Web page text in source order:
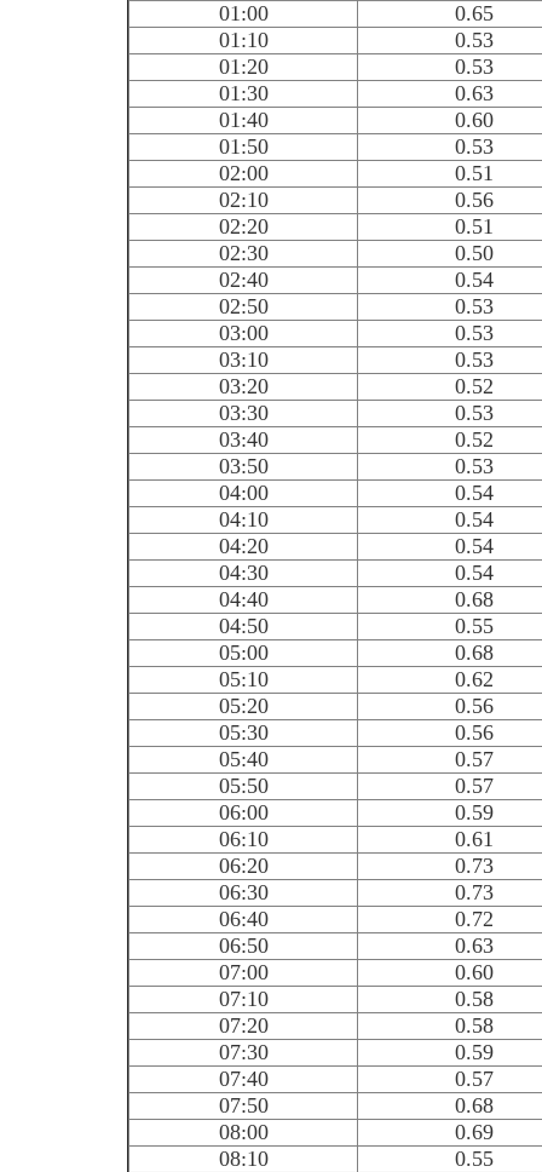
01:00
0.65
01:10
0.53
01:20
0.53
01:30
0.63
01:40
0.60
01:50
0.53
02:00
0.51
02:10
0.56
02:20
0.51
02:30
0.50
02:40
0.54
02:50
0.53
03:00
0.53
03:10
0.53
03:20
0.52
03:30
0.53
03:40
0.52
03:50
0.53
04:00
0.54
04:10
0.54
04:20
0.54
04:30
0.54
04:40
0.68
04:50
0.55
05:00
0.68
05:10
0.62
05:20
0.56
05:30
0.56
05:40
0.57
05:50
0.57
06:00
0.59
06:10
0.61
06:20
0.73
06:30
0.73
06:40
0.72
06:50
0.63
07:00
0.60
07:10
0.58
07:20
0.58
07:30
0.59
07:40
0.57
07:50
0.68
08:00
0.69
08:10
0.55